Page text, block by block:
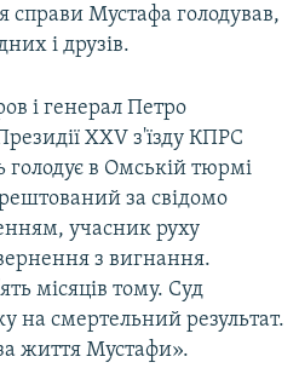
Мустафа голодував,
і друзів.
і генерал Петро
XXV з'їзду КПРС
голодує в Омській тюрмі
за свідомо
учасник руху
з вигнання.
місяців тому. Суд
на смертельний результат.
за життя Мустафи».